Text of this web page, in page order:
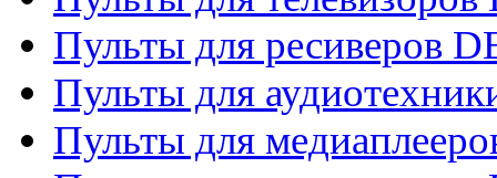
Пульты для ресиверов
Пульты для
Пульты для